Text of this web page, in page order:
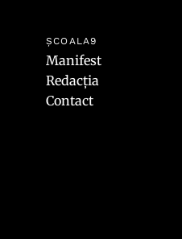
ȘCOALA9
Manifest
Redacția
Contact